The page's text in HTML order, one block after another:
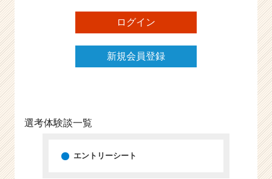
r
ログイン
新規会員登録
選考体験談一覧
エントリーシート